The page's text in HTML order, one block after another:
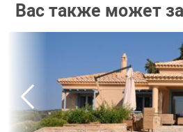
Вас также может